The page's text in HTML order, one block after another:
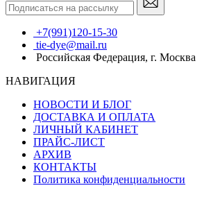
+7(991)120-15-30
tie-dye@mail.ru
Российская Федерация, г. Москва
НАВИГАЦИЯ
НОВОСТИ И БЛОГ
ДОСТАВКА И ОПЛАТА
ЛИЧНЫЙ КАБИНЕТ
ПРАЙС-ЛИСТ
АРХИВ
КОНТАКТЫ
Политика конфиденциальности